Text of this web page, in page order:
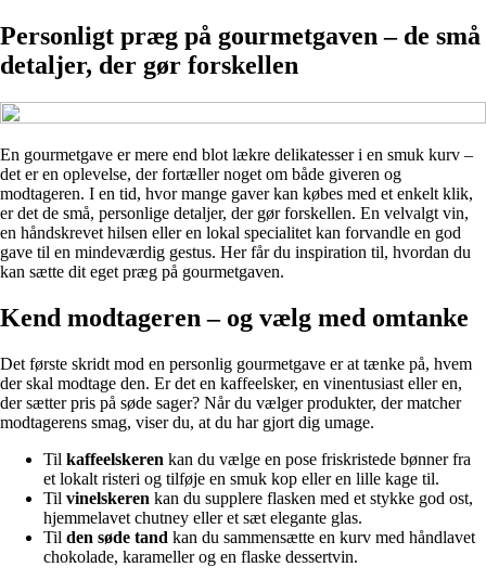
Personligt præg på gourmetgaven – de små
detaljer, der gør forskellen
En gourmetgave er mere end blot lækre delikatesser i en smuk kurv –
det er en oplevelse, der fortæller noget om både giveren og
modtageren. I en tid, hvor mange gaver kan købes med et enkelt klik,
er det de små, personlige detaljer, der gør forskellen. En velvalgt vin,
en håndskrevet hilsen eller en lokal specialitet kan forvandle en god
gave til en mindeværdig gestus. Her får du inspiration til, hvordan du
kan sætte dit eget præg på gourmetgaven.
Kend modtageren – og vælg med omtanke
Det første skridt mod en personlig gourmetgave er at tænke på, hvem
der skal modtage den. Er det en kaffeelsker, en vinentusiast eller en,
der sætter pris på søde sager? Når du vælger produkter, der matcher
modtagerens smag, viser du, at du har gjort dig umage.
Til kaffeelskeren kan du vælge en pose friskristede bønner fra
et lokalt risteri og tilføje en smuk kop eller en lille kage til.
Til vinelskeren kan du supplere flasken med et stykke god ost,
hjemmelavet chutney eller et sæt elegante glas.
Til den søde tand kan du sammensætte en kurv med håndlavet
chokolade, karameller og en flaske dessertvin.